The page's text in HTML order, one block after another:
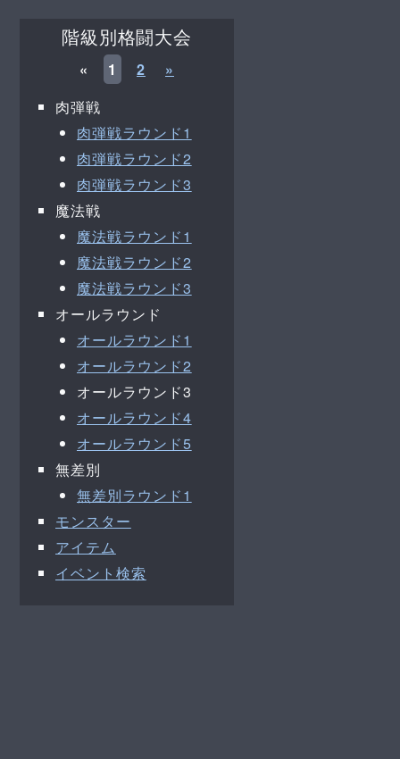
階級別格闘大会
« 1 2
»
肉弾戦
肉弾戦ラウンド1
肉弾戦ラウンド2
肉弾戦ラウンド3
魔法戦
魔法戦ラウンド1
魔法戦ラウンド2
魔法戦ラウンド3
オールラウンド
オールラウンド1
オールラウンド2
オールラウンド3
オールラウンド4
オールラウンド5
無差別
無差別ラウンド1
モンスター
アイテム
イベント検索